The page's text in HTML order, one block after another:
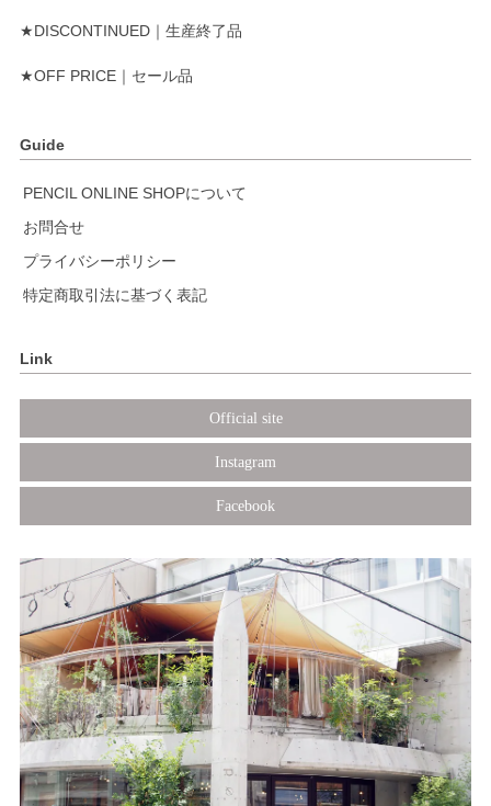
★DISCONTINUED｜生産終了品
★OFF PRICE｜セール品
Guide
PENCIL ONLINE SHOPについて
お問合せ
プライバシーポリシー
特定商取引法に基づく表記
Link
Official site
Instagram
Facebook